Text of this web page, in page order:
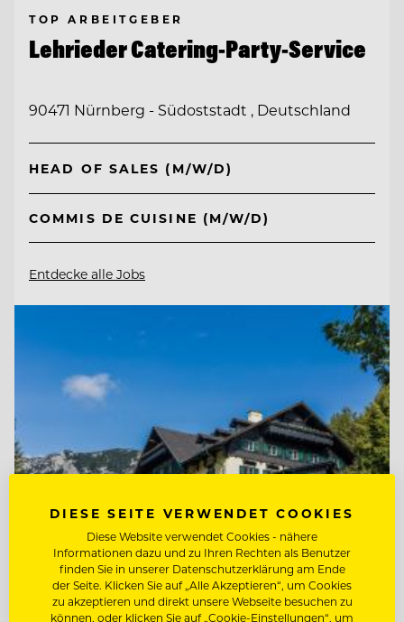
TOP ARBEITGEBER
Lehrieder Catering-Party-Service
90471 Nürnberg - Südoststadt , Deutschland
HEAD OF SALES (M/W/D)
COMMIS DE CUISINE (M/W/D)
Entdecke alle Jobs
TOP ARBEITGEBER
Knappenhof
DIESE SEITE VERWENDET COOKIES
Diese Website verwendet Cookies - nähere
Informationen dazu und zu Ihren Rechten als Benutzer
finden Sie in unserer Datenschutzerklärung am Ende
der Seite. Klicken Sie auf „Alle Akzeptieren“, um Cookies
zu akzeptieren und direkt unsere Webseite besuchen zu
können, oder klicken Sie auf „Cookie-Einstellungen“, um